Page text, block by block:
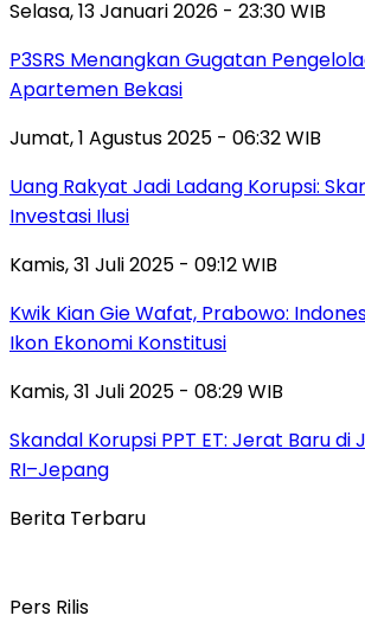
Selasa, 13 Januari 2026 - 23:30 WIB
P3SRS Menangkan Gugatan
Apartemen Bekasi
Jumat, 1 Agustus 2025 - 06:32 WIB
Uang Rakyat Jadi Ladang Korupsi:
Investasi Ilusi
Kamis, 31 Juli 2025 - 09:12 WIB
Kwik Kian Gie Wafat, Prabowo:
Ikon Ekonomi Konstitusi
Kamis, 31 Juli 2025 - 08:29 WIB
Skandal Korupsi PPT ET: Jerat Baru
RI–Jepang
Berita Terbaru
Pers Rilis